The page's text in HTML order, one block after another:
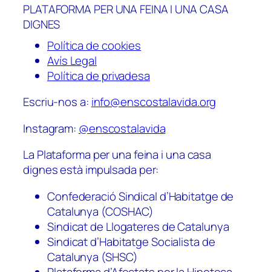
PLATAFORMA PER UNA FEINA I UNA CASA
DIGNES
Política de cookies
Avís Legal
Política de privadesa
Escriu-nos a: info@enscostalavida.org
Instagram: @enscostalavida
La Plataforma per una feina i una casa
dignes està impulsada per:
Confederació Sindical d’Habitatge de
Catalunya (COSHAC)
Sindicat de Llogateres de Catalunya
Sindicat d’Habitatge Socialista de
Catalunya (SHSC)